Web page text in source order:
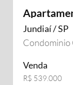
Jundiaí / SP
Condominio
Venda
R$ 539.000